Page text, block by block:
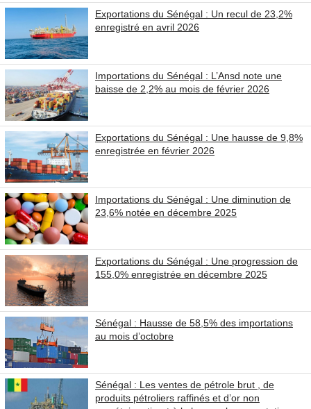
Exportations du Sénégal : Un recul de 23,2%
enregistré en avril 2026
Importations du Sénégal : L’Ansd note une
baisse de 2,2% au mois de février 2026
Exportations du Sénégal : Une hausse de 9,8%
enregistrée en février 2026
Importations du Sénégal : Une diminution de
23,6% notée en décembre 2025
Exportations du Sénégal : Une progression de
155,0% enregistrée en décembre 2025
Sénégal : Hausse de 58,5% des importations
au mois d’octobre
Sénégal : Les ventes de pétrole brut , de
produits pétroliers raffinés et d’or non